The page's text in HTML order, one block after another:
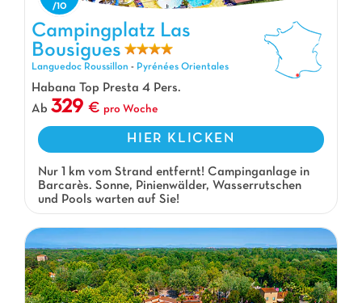
Campingplatz Las Bousigues, Campingplatz Languedoc Roussillon
Campingplatz Las
Bousigues
Languedoc Roussillon - Pyrénées Orientales
Habana Top Presta 4 Pers.
Ab 329 pro Woche
HIER KLICKEN
Nur 1 km vom Strand entfernt! Campinganlage in
Barcarès. Sonne, Pinienwälder, Wasserrutschen
und Pools warten auf Sie!